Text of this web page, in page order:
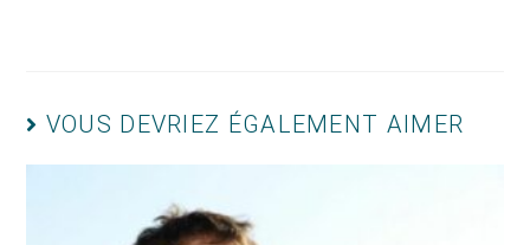
VOUS DEVRIEZ ÉGALEMENT AIMER